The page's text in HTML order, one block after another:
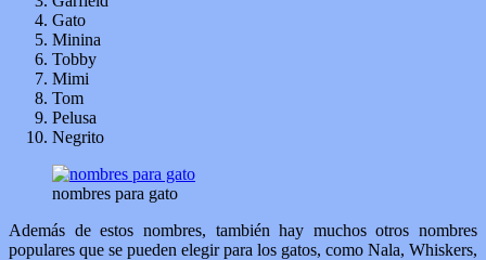
Gato
Minina
Tobby
Mimi
Tom
Pelusa
Negrito
nombres para gato
Además de estos nombres, también hay muchos otros nombres
populares que se pueden elegir para los gatos, como Nala, Whiskers,